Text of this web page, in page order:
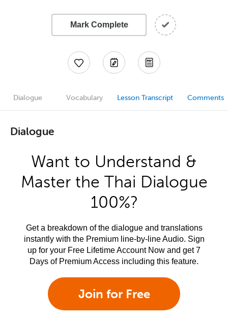
Mark Complete
Dialogue Vocabulary Lesson Transcript Comments
Dialogue
Want to Understand &
Master the Thai Dialogue
100%?
Get a breakdown of the dialogue and translations
instantly with the Premium line-by-line Audio. Sign
up for your Free Lifetime Account Now and get 7
Days of Premium Access including this feature.
Join for Free